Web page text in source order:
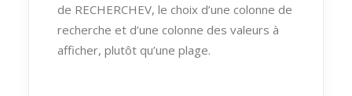
de RECHERCHEV, le choix d’une colonne de
recherche et d’une colonne des valeurs à
afficher, plutôt qu’une plage.